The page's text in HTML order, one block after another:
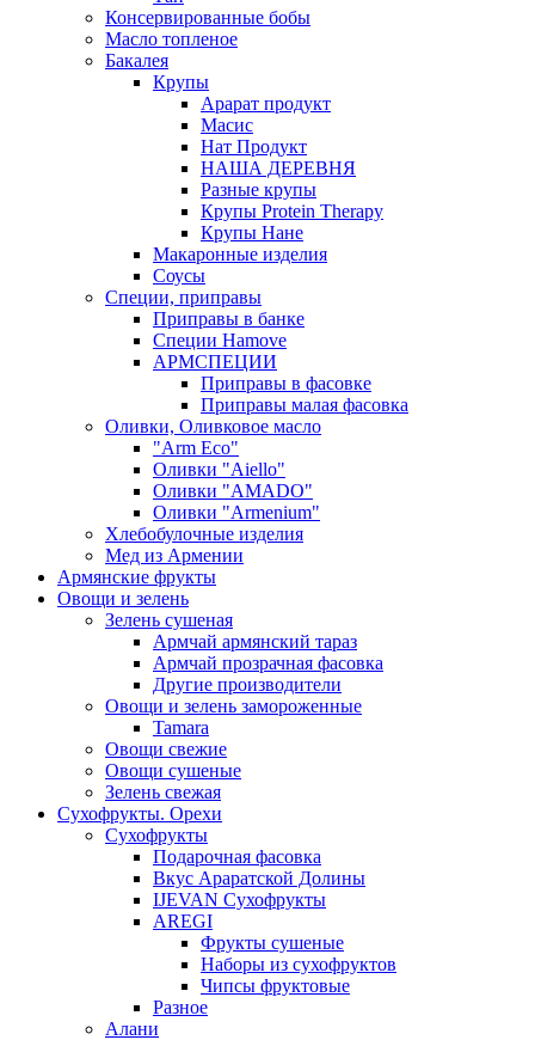
Консервированные бобы
Масло топленое
Бакалея
Крупы
Арарат продукт
Масис
Нат Продукт
НАША ДЕРЕВНЯ
Разные крупы
Крупы Protein Therapy
Крупы Нане
Макаронные изделия
Соусы
Специи, приправы
Приправы в банке
Специи Hamove
АРМСПЕЦИИ
Приправы в фасовке
Приправы малая фасовка
Оливки, Оливковое масло
"Arm Eco"
Оливки "Aiello"
Оливки "AMADO"
Оливки "Armenium"
Хлебобулочные изделия
Мед из Армении
Армянские фрукты
Овощи и зелень
Зелень сушеная
Армчай армянский тараз
Армчай прозрачная фасовка
Другие производители
Овощи и зелень замороженные
Tamara
Овощи свежие
Овощи сушеные
Зелень свежая
Сухофрукты. Орехи
Сухофрукты
Подарочная фасовка
Вкус Араратской Долины
IJEVAN Сухофрукты
AREGI
Фрукты сушеные
Наборы из сухофруктов
Чипсы фруктовые
Разное
Алани